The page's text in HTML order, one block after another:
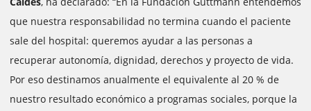
que nuestra responsabilidad no termina cuando el paciente
sale del hospital: queremos ayudar a las personas a
recuperar autonomía, dignidad, derechos y proyecto de vida.
Por eso destinamos anualmente el equivalente al 20 % de
nuestro resultado económico a programas sociales, porque la